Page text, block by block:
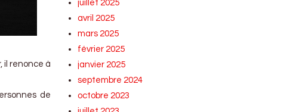
il renonce à
de
juillet 2025
avril 2025
mars 2025
février 2025
janvier 2025
septembre 2024
octobre 2023